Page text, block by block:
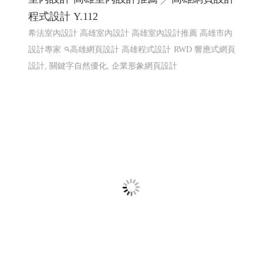
程式設計 Y.112
希法室內設計 高雄室內設計 高雄室內設計推薦 高雄市內
設計專家
高雄網頁設計 高雄程式設計 RWD 響應式網頁
設計, 關鍵字自然優化, 企業形象網頁設計